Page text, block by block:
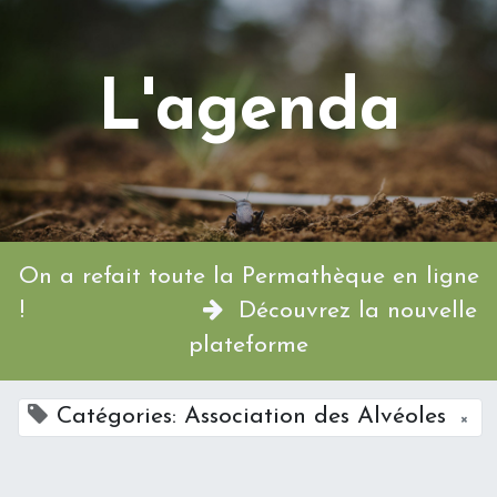
L'agenda
On a refait toute la Permathèque en ligne
!
Découvrez la nouvelle
plateforme
Catégories: Association des Alvéoles ×